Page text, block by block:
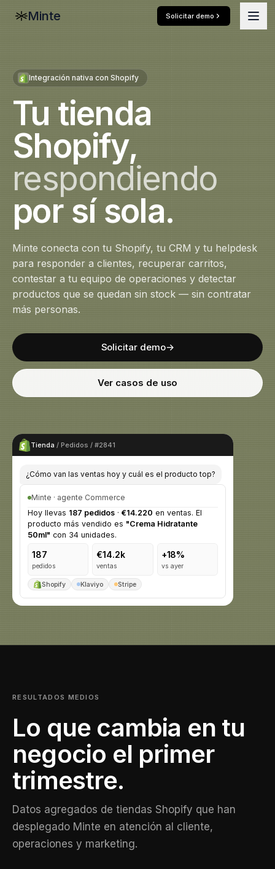
Minte Solicitar demo
Producto
Soluciones
Agentes
Creative
Conectores
Minte Email
Minte for Shopify
Comparativas
Minte vs ChatGPT
Minte vs Copilot
Blog
Eventos
AI Connect
Net & Tech Day
Docs
Idioma ES
Acceder
Integración nativa con Shopify
Tu tienda
Shopify,
respondiendo
por sí sola.
Minte conecta con tu Shopify, tu CRM y tu helpdesk
para responder a clientes, recuperar carritos,
contestar a tu equipo de operaciones y detectar
productos que se quedan sin stock — sin contratar
más personas.
Solicitar demo→
Ver casos de uso
Tienda / Pedidos / #2841
¿Cómo van las ventas hoy y cuál es el producto top?
Minte · agente Commerce
Hoy llevas 187 pedidos · €14.220 en ventas. El
producto más vendido es "Crema Hidratante
50ml" con 34 unidades.
187
pedidos
€14.2k
ventas
+18%
vs ayer
Shopify Klaviyo Stripe
RESULTADOS MEDIOS
Lo que cambia en tu
negocio el primer
trimestre.
Datos agregados de tiendas Shopify que han
desplegado Minte en atención al cliente,
operaciones y marketing.